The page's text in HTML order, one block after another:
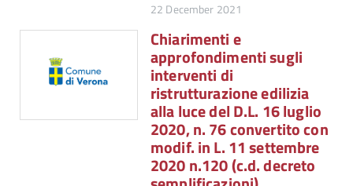
22 December 2021
Chiarimenti e
approfondimenti sugli
interventi di
ristrutturazione edilizia
alla luce del D.L. 16 luglio
2020, n. 76 convertito con
modif. in L. 11 settembre
2020 n.120 (c.d. decreto